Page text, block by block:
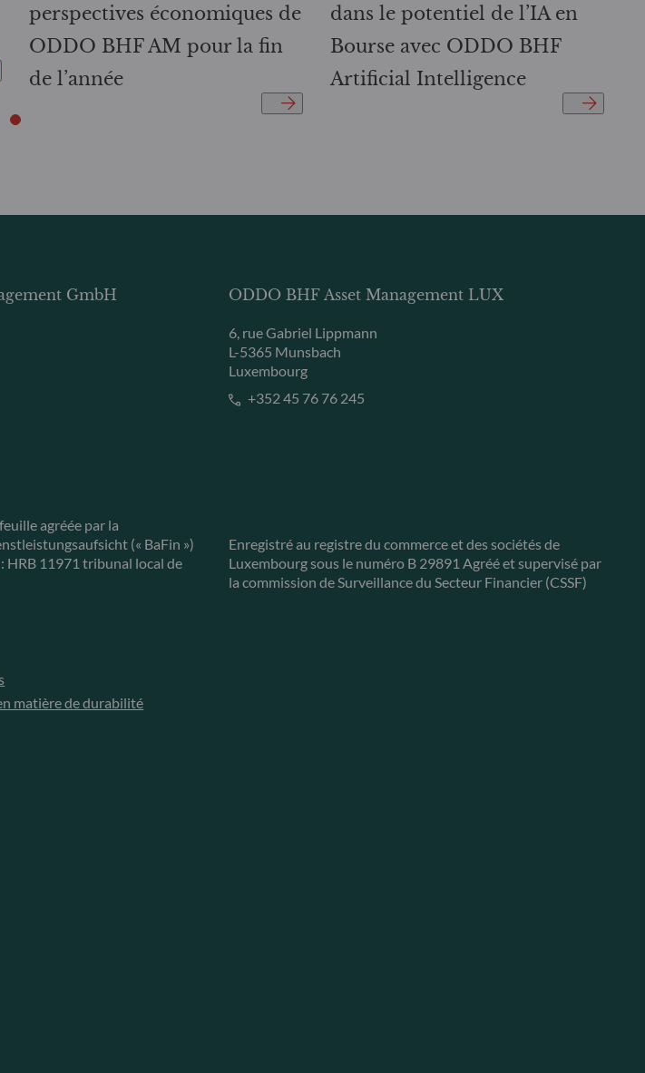
perspectives économiques de
ODDO BHF AM pour la fin
de l’année
dans le potentiel de l’IA en
Bourse avec ODDO BHF
Artificial Intelligence
GmbH
agréée par la
(« BaFin »)
HRB 11971 tribunal local de
ODDO BHF Asset Management LUX
6, rue Gabriel Lippmann
L-5365 Munsbach
Luxembourg
+352 45 76 76 245
Enregistré au registre du commerce et des sociétés de
Luxembourg sous le numéro B 29891 Agréé et supervisé par
la commission de Surveillance du Secteur Financier (CSSF)
matière de durabilité